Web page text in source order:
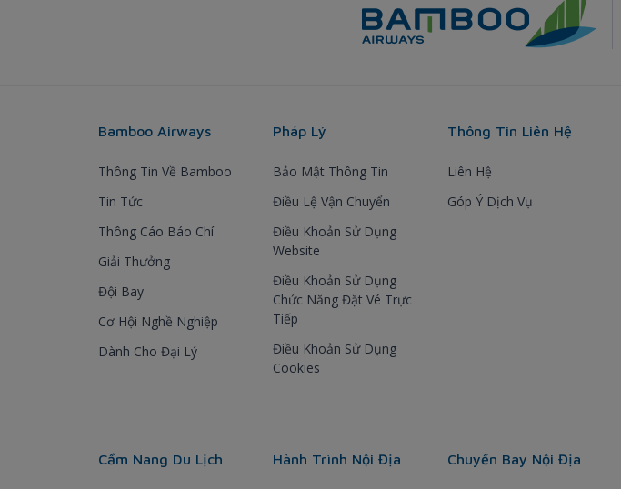
Bamboo Airways
Thông Tin Về Bamboo
Tin Tức
Thông Cáo Báo Chí
Giải Thưởng
Đội Bay
Cơ Hội Nghề Nghiệp
Dành Cho Đại Lý
Pháp Lý
Bảo Mật Thông Tin
Điều Lệ Vận Chuyển
Điều Khoản Sử Dụng
Website
Điều Khoản Sử Dụng
Chức Năng Đặt Vé Trực
Tiếp
Điều Khoản Sử Dụng
Cookies
Thông Tin Liên Hệ
Liên Hệ
Góp Ý Dịch Vụ
Cẩm Nang Du Lịch Hành Trình Nội Địa Chuyến Bay Nội Địa